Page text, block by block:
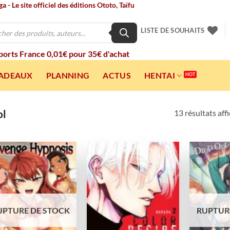
- Le site officiel des éditions Ototo, Taïfu
France 0,01€ pour 35€ d'achat
LISTE DE SOUHAITS
PLANNING ACTUS HENTAI
13 résultats
Ajouter
à la
wishlist
DE STOCK
Ajouter
à la
wishlist